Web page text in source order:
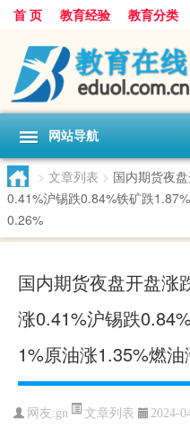
首 页 教育经验 教育分类
网站导航
> 文章列表 > 国内期货夜
0.41%沪锡跌0.84%铁矿跌
0.26%
国内期货夜盘开盘涨
涨0.41%沪锡跌
1%原油涨1.35%燃
网友:gn 文章列表 2024-